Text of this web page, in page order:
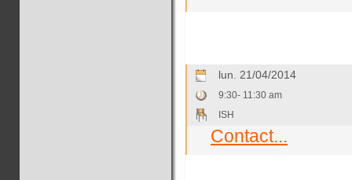
lun. 21/04/2014
9:30- 11:30 am
ISH
Contact...